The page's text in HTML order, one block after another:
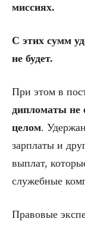
миссиях.
С этих сумм
не будет.
При этом в
дипломаты не
целом.
зарплаты и
выплат,
служебные
Правовые